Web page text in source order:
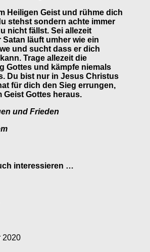
Heiligen Geist und rühme dich
stehst sondern achte immer
nicht fällst. Sei allezeit
Satan läuft umher wie ein
und sucht dass er dich
Trage allezeit die
Gottes und kämpfe niemals
Du bist nur in Jesus Christus
für dich den Sieg errungen,
Geist Gottes heraus.
und Frieden
interessieren …
2020